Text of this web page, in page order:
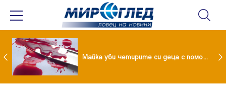
Проф.Кантарджиев: Пазете се от комарите и полово предаваните инфекции Майка уби четирите си деца с помощта на баба им, след което се самоуби